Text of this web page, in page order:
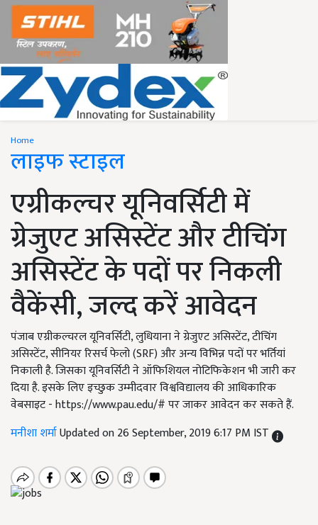
Home
लाइफ स्टाइल
एग्रीकल्चर यूनिवर्सिटी में
ग्रेजुएट असिस्टेंट और टीचिंग
असिस्टेंट के पदों पर निकली
वैकेंसी, जल्द करें आवेदन
पंजाब एग्रीकल्चरल यूनिवर्सिटी, लुधियाना ने ग्रेजुएट असिस्टेंट, टीचिंग
असिस्टेंट, सीनियर रिसर्च फेलो (SRF) और अन्य विभिन्न पदों पर भर्तियां
निकाली है. जिसका यूनिवर्सिटी ने ऑफिशियल नोटिफिकेशन भी जारी कर
दिया है. इसके लिए इच्छुक उम्मीदवार विश्वविद्यालय की आधिकारिक
वेबसाइट - https://www.pau.edu/# पर जाकर आवेदन कर सकते हैं.
मनीशा शर्माUpdated on 26 September, 2019 6:17 PM IST